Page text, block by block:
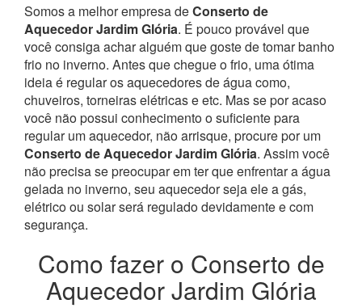
Somos a melhor empresa deConserto de
Aquecedor Jardim Glória. É pouco provável que
você consiga achar alguém que goste de tomar banho
frio no inverno. Antes que chegue o frio, uma ótima
ideia é regular os aquecedores de água como,
chuveiros, torneiras elétricas e etc. Mas se por acaso
você não possui conhecimento o suficiente para
regular um aquecedor, não arrisque, procure por um
Conserto de Aquecedor Jardim Glória. Assim você
não precisa se preocupar em ter que enfrentar a água
gelada no inverno, seu aquecedor seja ele a gás,
elétrico ou solar será regulado devidamente e com
segurança.
Como fazer o Conserto de
Aquecedor Jardim Glória